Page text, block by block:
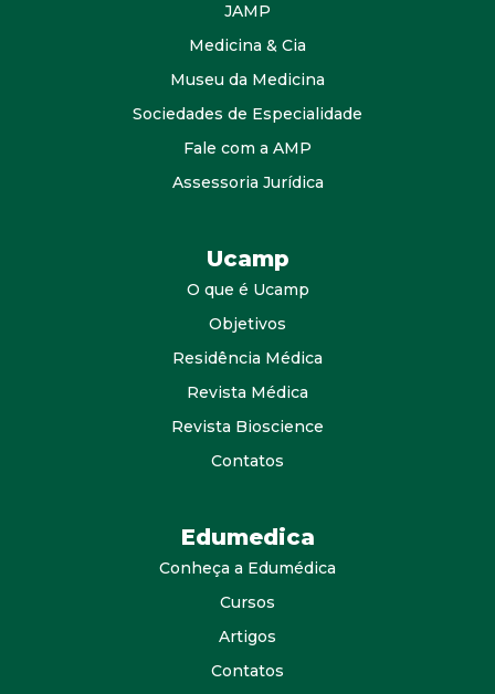
JAMP
Medicina & Cia
Museu da Medicina
Sociedades de Especialidade
Fale com a AMP
Assessoria Jurídica
Ucamp
O que é Ucamp
Objetivos
Residência Médica
Revista Médica
Revista Bioscience
Contatos
Edumedica
Conheça a Edumédica
Cursos
Artigos
Contatos